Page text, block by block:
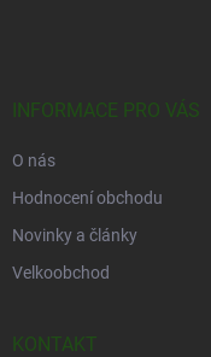
INFORMACE PRO VÁS
O nás
Hodnocení obchodu
Novinky a články
Velkoobchod
KONTAKT